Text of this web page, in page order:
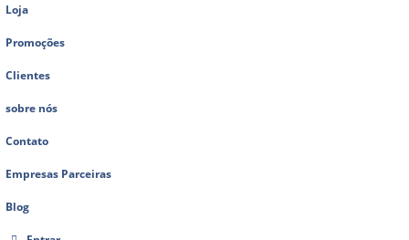
Loja
Promoções
Clientes
sobre nós
Contato
Empresas Parceiras
Blog